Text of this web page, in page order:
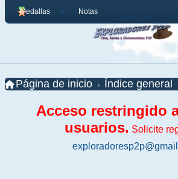
Medallas Notas
Página de inicio Índice general
Acceso restringido
usuarios. Solicite